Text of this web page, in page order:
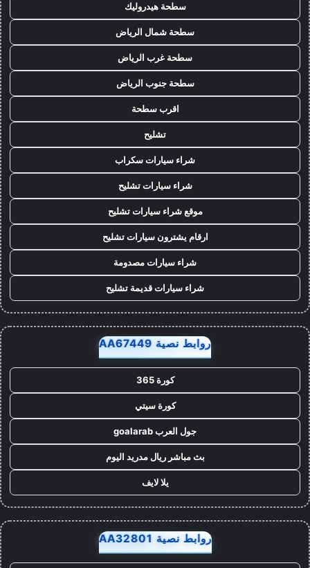
سطحة هيدروليك
سطحة شمال الرياض
سطحة غرب الرياض
سطحة جنوب الرياض
اقرب سطحة
تشليح
شراء سيارات سكراب
شراء سيارات تشليح
موقع شراء سيارات تشليح
ارقام يشترون سيارات تشليح
شراء سيارات مصدومة
شراء سيارات قديمة تشليح
روابط نصية AA67449
كورة 365
كورة سيتي
جول العرب goalarab
بث مباشر ريال مدريد اليوم
يلا لايف
روابط نصية AA32801